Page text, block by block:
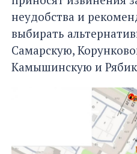
неудобства и
выбирать
Самарскую,
Камышинскую и